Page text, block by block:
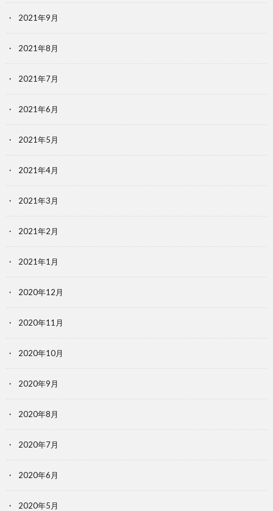
2021年9月
2021年8月
2021年7月
2021年6月
2021年5月
2021年4月
2021年3月
2021年2月
2021年1月
2020年12月
2020年11月
2020年10月
2020年9月
2020年8月
2020年7月
2020年6月
2020年5月